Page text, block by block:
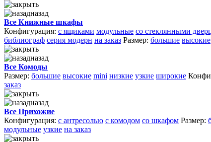
назад
Все Книжные шкафы
Конфигурация: с ящиками модульные со стеклянными
библиограф серия модерн на заказ Размер: большие высокие
назад
Все Комоды
Размер: большие высокие mini низкие узкие широкие
заказ
назад
Все Прихожие
Конфигурация: с антресолью с комодом со шкафом Размер:
модульные узкие на заказ